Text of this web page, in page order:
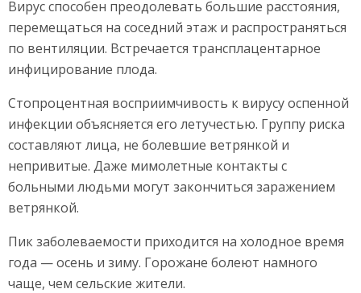
Вирус способен преодолевать большие расстояния,
перемещаться на соседний этаж и распространяться
по вентиляции. Встречается трансплацентарное
инфицирование плода.
Стопроцентная восприимчивость к вирусу оспенной
инфекции объясняется его летучестью. Группу риска
составляют лица, не болевшие ветрянкой и
непривитые. Даже мимолетные контакты с
больными людьми могут закончиться заражением
ветрянкой.
Пик заболеваемости приходится на холодное время
года — осень и зиму. Горожане болеют намного
чаще, чем сельские жители.